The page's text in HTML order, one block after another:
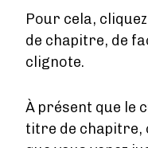
Pour cela,
de chapitre, de
clignote.
À présent que le
titre de chapitre,